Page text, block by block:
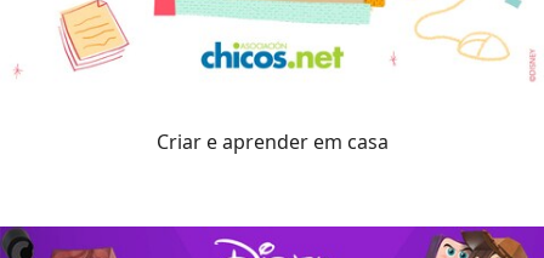
Criar e aprender em casa